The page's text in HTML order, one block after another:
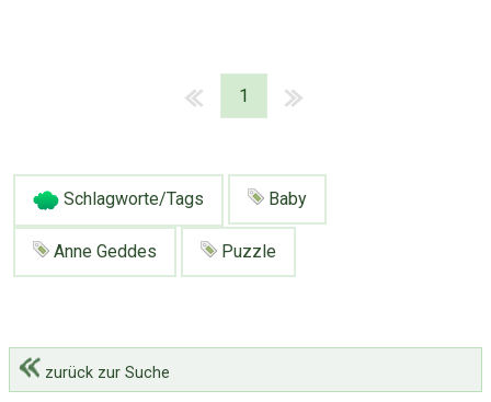
1
Schlagworte/Tags Baby
Anne Geddes Puzzle
zurück zur Suche